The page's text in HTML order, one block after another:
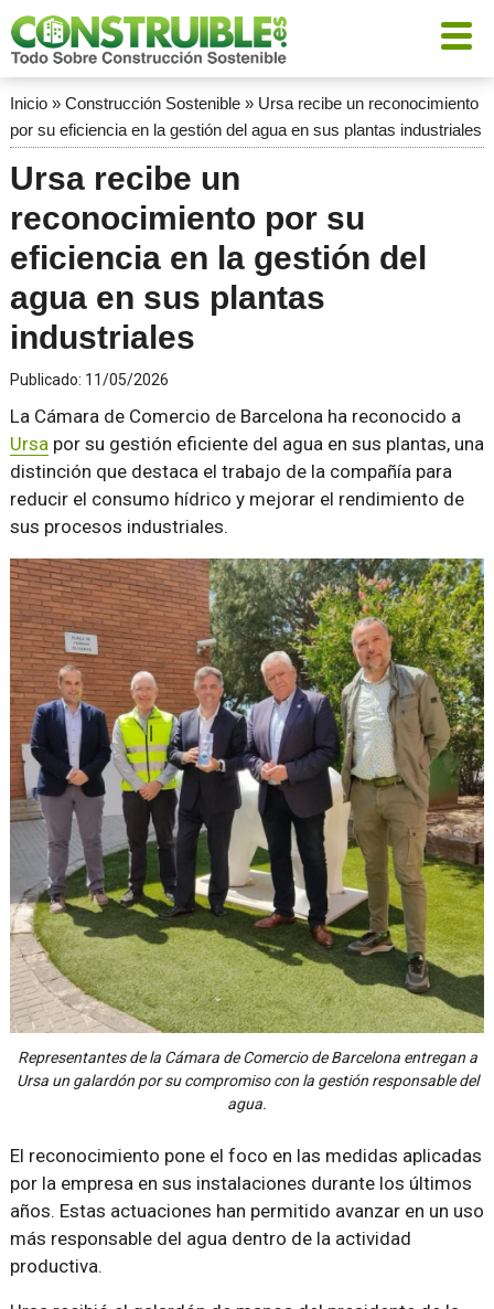
Inicio» Construcción Sostenible» Ursa recibe un reconocimiento
por su eficiencia en la gestión del agua en sus plantas industriales
Ursa recibe un
reconocimiento por su
eficiencia en la gestión del
agua en sus plantas
industriales
Publicado: 11/05/2026
La Cámara de Comercio de Barcelona ha reconocido a
Ursapor su gestión eficiente del agua en sus plantas, una
distinción que destaca el trabajo de la compañía para
reducir el consumo hídrico y mejorar el rendimiento de
sus procesos industriales.
Representantes de la Cámara de Comercio de Barcelona entregan a
Ursa un galardón por su compromiso con la gestión responsable del
agua.
El reconocimiento pone el foco en las medidas aplicadas
por la empresa en sus instalaciones durante los últimos
años. Estas actuaciones han permitido avanzar en un uso
más responsable del agua dentro de la actividad
productiva.